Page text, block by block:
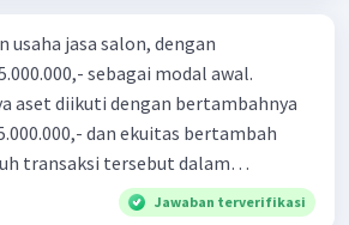
untuk keperluan pribadi: Rp
naik dari kiri bawah ke kanan atas
kurva jumlah uang beredar
atas d. Tingkat bunga turun di
uang) naik dari kiri bawah
bentuk kurva jumlah uang
usaha jasa salon, dengan
sebagai modal awal.
aset diikuti dengan bertambahnya
dan ekuitas bertambah
transaksi tersebut dalam
Jawaban terverifikasi